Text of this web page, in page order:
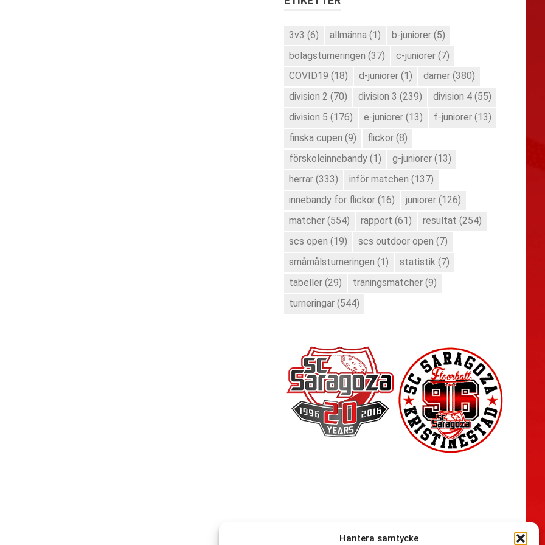
Hantera samtycke
3v3 (6) allmänna (1) b-juniorer (5)
bolagsturneringen (37) c-juniorer (7)
COVID19 (18) d-juniorer (1) damer (380)
division 2 (70) division 3 (239) division 4 (55)
division 5 (176) e-juniorer (13) f-juniorer (13)
finska cupen (9) flickor (8)
förskoleinnebandy (1) g-juniorer (13)
herrar (333) inför matchen (137)
innebandy för flickor (16) juniorer (126)
matcher (554) rapport (61) resultat (254)
scs open (19) scs outdoor open (7)
småmålsturneringen (1) statistik (7)
tabeller (29) träningsmatcher (9)
turneringar (544)